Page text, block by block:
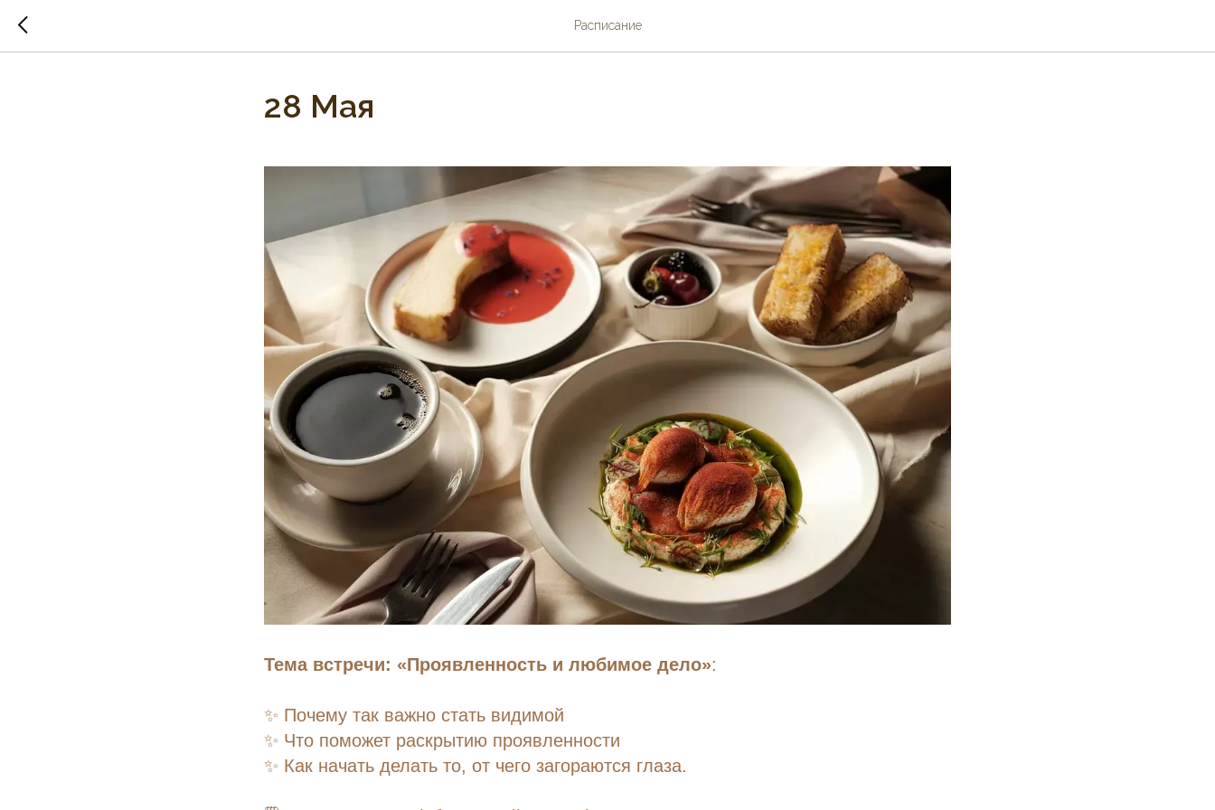
Расписание
28 Мая
Тема встречи: «Проявленность и любимое дело»:
✨ Почему так важно стать видимой
✨ Что поможет раскрытию проявленности
✨ Как начать делать то, от чего загораются глаза.